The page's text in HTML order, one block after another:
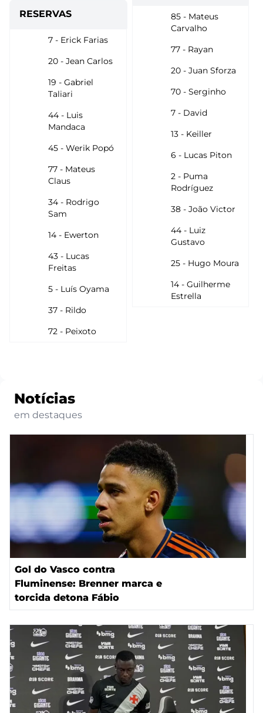
RESERVAS
7 - Erick Farias
20 - Jean Carlos
19 - Gabriel
Taliari
44 - Luis
Mandaca
45 - Werik Popó
77 - Mateus
Claus
34 - Rodrigo
Sam
14 - Ewerton
43 - Lucas
Freitas
5 - Luís Oyama
37 - Rildo
72 - Peixoto
85 - Mateus
Carvalho
77 - Rayan
20 - Juan Sforza
70 - Serginho
7 - David
13 - Keiller
6 - Lucas Piton
2 - Puma
Rodríguez
38 - João Victor
44 - Luiz
Gustavo
25 - Hugo Moura
14 - Guilherme
Estrella
Notícias
em destaques
Gol do Vasco contra
Fluminense: Brenner marca e
torcida detona Fábio